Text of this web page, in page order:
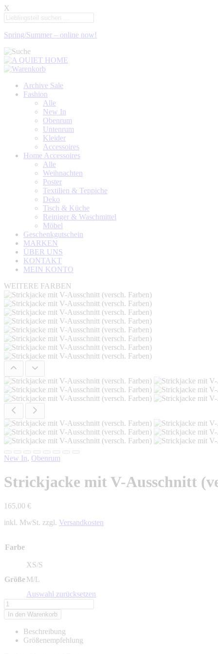
X
Spring/Summer – online now!
Archive Sale
Fashion
Alle
New In
Obenrum
Untenrum
Kleider
Accessoires
Home Accessoires
Alle
Weihnachten
Poster
Textilien & Teppiche
Deko
Tisch & Küche
Reiniger & Waschmittel
Möbel
Geschenkgutschein
MARKEN
ÜBER UNS
KONTAKT
MEIN KONTO
WEITERE FARBEN
New In, Obenrum
Strickjacke mit V-Ausschnitt
165,00 €
inkl. MwSt. zzgl. Versandkosten
Farbe
Größe
XS/S
M/L
Auswahl zurücksetzen
Strickjacke
mit
V-
Ausschnitt
(versch.
In den Warenkorb
Beschreibung
Größenempfehlung